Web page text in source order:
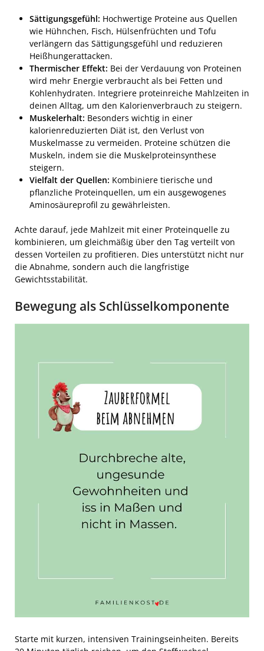
Sättigungsgefühl: Hochwertige Proteine aus Quellen
wie Hühnchen, Fisch, Hülsenfrüchten und Tofu
verlängern das Sättigungsgefühl und reduzieren
Heißhungerattacken.
Thermischer Effekt: Bei der Verdauung von Proteinen
wird mehr Energie verbraucht als bei Fetten und
Kohlenhydraten. Integriere proteinreiche Mahlzeiten in
deinen Alltag, um den Kalorienverbrauch zu steigern.
Muskelerhalt: Besonders wichtig in einer
kalorienreduzierten Diät ist, den Verlust von
Muskelmasse zu vermeiden. Proteine schützen die
Muskeln, indem sie die Muskelproteinsynthese
steigern.
Vielfalt der Quellen: Kombiniere tierische und
pflanzliche Proteinquellen, um ein ausgewogenes
Aminosäureprofil zu gewährleisten.
Achte darauf, jede Mahlzeit mit einer Proteinquelle zu
kombinieren, um gleichmäßig über den Tag verteilt von
dessen Vorteilen zu profitieren. Dies unterstützt nicht nur
die Abnahme, sondern auch die langfristige
Gewichtsstabilität.
Bewegung als Schlüsselkomponente
Starte mit kurzen, intensiven Trainingseinheiten. Bereits